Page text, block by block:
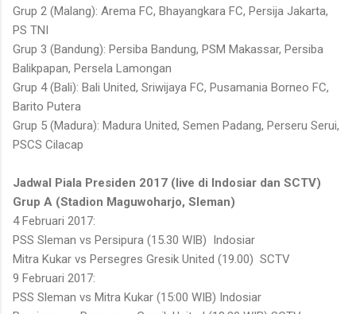
Grup 2 (Malang): Arema FC, Bhayangkara FC, Persija Jakarta,
PS TNI
Grup 3 (Bandung): Persiba Bandung, PSM Makassar, Persiba
Balikpapan, Persela Lamongan
Grup 4 (Bali): Bali United, Sriwijaya FC, Pusamania Borneo FC,
Barito Putera
Grup 5 (Madura): Madura United, Semen Padang, Perseru Serui,
PSCS Cilacap
Jadwal Piala Presiden 2017 (live di Indosiar dan SCTV)
Grup A (Stadion Maguwoharjo, Sleman)
4 Februari 2017:
PSS Sleman vs Persipura (15.30 WIB) Indosiar
Mitra Kukar vs Persegres Gresik United (19.00) SCTV
9 Februari 2017:
PSS Sleman vs Mitra Kukar (15:00 WIB) Indosiar